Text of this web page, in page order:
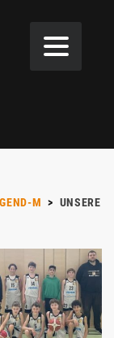
M > UNSERE